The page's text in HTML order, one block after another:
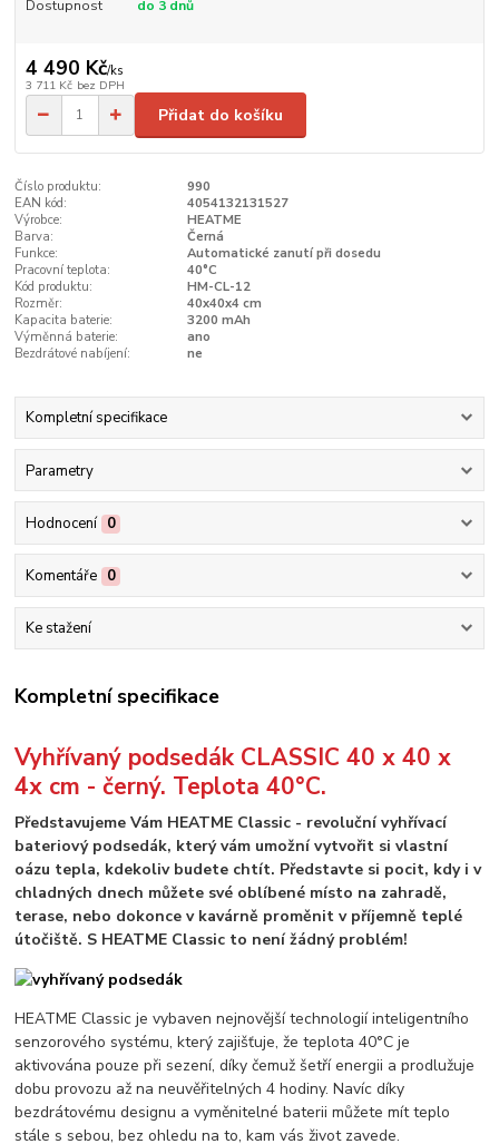
Dostupnost do 3 dnů
4 490 Kč/ks
3 711 Kč bez DPH
Přidat do košíku
Číslo produktu:
990
EAN kód:
4054132131527
Výrobce:
HEATME
Barva:
Černá
Funkce:
Automatické zanutí při dosedu
Pracovní teplota:
40°C
Kód produktu:
HM-CL-12
Rozměr:
40x40x4 cm
Kapacita baterie:
3200 mAh
Výměnná baterie:
ano
Bezdrátové nabíjení:
ne
Kompletní specifikace
Parametry
Hodnocení 0
Komentáře 0
Ke stažení
Kompletní specifikace
Vyhřívaný podsedák CLASSIC 40 x 40 x
4x cm - černý. Teplota 40°C.
Představujeme Vám HEATME Classic - revoluční vyhřívací
bateriový podsedák, který vám umožní vytvořit si vlastní
oázu tepla, kdekoliv budete chtít. Představte si pocit, kdy i v
chladných dnech můžete své oblíbené místo na zahradě,
terase, nebo dokonce v kavárně proměnit v příjemně teplé
útočiště. S HEATME Classic to není žádný problém!
HEATME Classic je vybaven nejnovější technologií inteligentního
senzorového systému, který zajišťuje, že teplota 40°C je
aktivována pouze při sezení, díky čemuž šetří energii a prodlužuje
dobu provozu až na neuvěřitelných 4 hodiny. Navíc díky
bezdrátovému designu a vyměnitelné baterii můžete mít teplo
stále s sebou, bez ohledu na to, kam vás život zavede.